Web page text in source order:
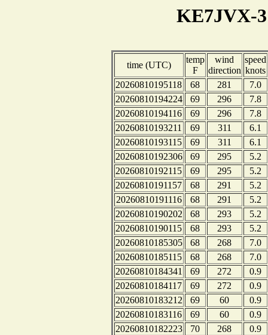
KE7JVX-
time (UTC)
temp
F
wind
direction
speed
knots
20260810195118
68 281
7.0
20260810194224
69 296
7.8
20260810194116
69 296
7.8
20260810193211
69 311
6.1
20260810193115
69 311
6.1
20260810192306
69 295
5.2
20260810192115
69 295
5.2
20260810191157
68 291
5.2
20260810191116
68 291
5.2
20260810190202
68 293
5.2
20260810190115
68 293
5.2
20260810185305
68 268
7.0
20260810185115
68 268
7.0
20260810184341
69 272
0.9
20260810184117
69 272
0.9
20260810183212
69 60
0.9
20260810183116
69 60
0.9
20260810182223
70 268
0.9